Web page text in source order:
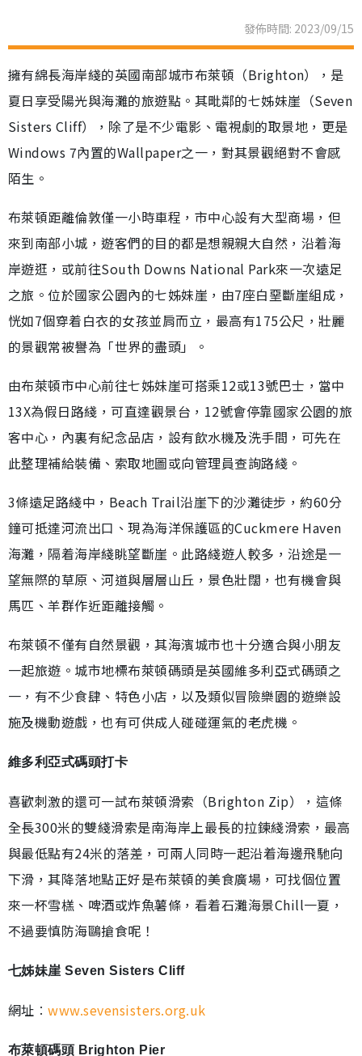
發佈時間: 2023/09/15
擁有綿長海岸綫的英國南部城市布萊頓（Brighton），是
夏日享受陽光與海灘的旅遊點。其毗鄰的七姊妹崖（Seven
Sisters Cliff），除了是不少電影、電視劇的取景地，更是
Windows 7內置的Wallpaper之一，對其景觀絕對不會感
陌生。
布萊頓距離倫敦僅一小時車程，市中心設有大型商場，但
來到南部小城，遊客們的目的都是想親親大自然，沿着海
岸遊逛，或前往South Downs National Park來一次遠足
之旅。位於國家公園內的七姊妹崖，由7座白堊斷崖組成，
恍如7個穿着白衣的女孩並肩而立，最高有175公尺，壯麗
的景觀常被譽為「世界的盡頭」。
由布萊頓市中心前往七姊妹崖可搭乘12或13號巴士，當中
13X為假日路綫，可直達觀景台，12號會停靠國家公園的旅
客中心，內裏有紀念品店，設有飲水機及洗手間，可先在
此整理補給裝備、索取地圖或向管理員查詢路綫。
3條遠足路綫中，Beach Trail沿崖下的沙灘徒步，約60分
鐘可抵達河流出口、現為海洋保護區的Cuckmere Haven
海灘，隔着海岸綫眺望斷崖。此路綫遊人較多，沿途是一
望無際的草原、河道與層層山丘，景色壯闊，也有機會與
馬匹、羊群作近距離接觸。
布萊頓不僅有自然景觀，其海濱城市也十分適合與小朋友
一起旅遊。城市地標布萊頓碼頭是英國維多利亞式碼頭之
一，有不少食肆、特色小店，以及類似冒險樂園的遊樂設
施及機動遊戲，也有可供成人碰碰運氣的老虎機。
維多利亞式碼頭打卡
喜歡刺激的還可一試布萊頓滑索（Brighton Zip），這條
全長300米的雙綫滑索是南海岸上最長的拉鍊綫滑索，最高
與最低點有24米的落差，可兩人同時一起沿着海邊飛馳向
下滑，其降落地點正好是布萊頓的美食廣場，可找個位置
來一杯雪榚、啤酒或炸魚薯條，看着石灘海景Chill一夏，
不過要慎防海鷗搶食呢！
七姊妹崖 Seven Sisters Cliff
網址︰www.sevensisters.org.uk
布萊頓碼頭 Brighton Pier